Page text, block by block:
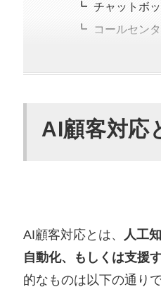
チャットボ
コールセン
メール・問
テレアポ商
24時間365日
AI顧客対応の導
複雑な問い合
AI顧客対応
AI顧客対応とは、 人工
自動化、もしくは支援
的なものは以下の通りで